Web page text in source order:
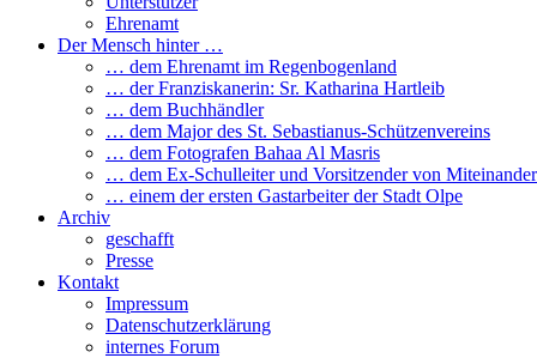
Ehrenamt
Der Mensch hinter …
… dem Ehrenamt im Regenbogenland
… der Franziskanerin: Sr. Katharina Hartleib
… dem Buchhändler
… dem Major des St. Sebastianus-Schützenvereins
… dem Fotografen Bahaa Al Masris
… dem Ex-Schulleiter und Vorsitzender von
… einem der ersten Gastarbeiter der Stadt Olpe
Archiv
geschafft
Presse
Kontakt
Impressum
Datenschutzerklärung
internes Forum